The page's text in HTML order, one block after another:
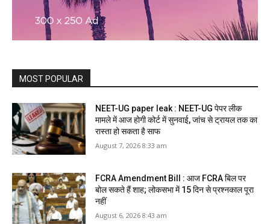
MOST POPULAR
NEET-UG paper leak : NEET-UG पेपर लीक
मामले में आज होगी कोर्ट में सुनवाई, जांच से ट्रायल तक का
रास्ता हो सकता है साफ
August 7, 2026 8:33 am
FCRA Amendment Bill : आज FCRA बिल पर
बोल सकते हैं शाह; लोकसभा में 15 दिन से प्रश्नकाल पूरा
नहीं
August 6, 2026 8:43 am